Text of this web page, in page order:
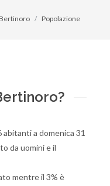
Bertinoro Popolazione
a domenica 31
da uomini e il
mentre il 3% è